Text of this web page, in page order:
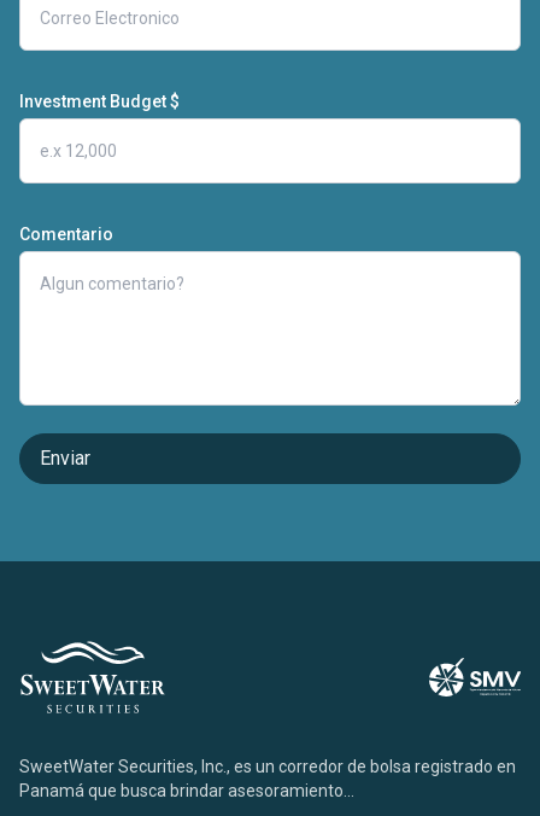
Investment Budget $
Comentario
SweetWater Securities, Inc., es un corredor de bolsa registrado en
Panamá que busca brindar asesoramiento...